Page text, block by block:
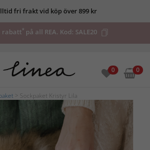
fri frakt vid köp över 899 kr
rabatt*på all REA. Kod: SALE20
0 0
> Sockpaket Kristyr Lila